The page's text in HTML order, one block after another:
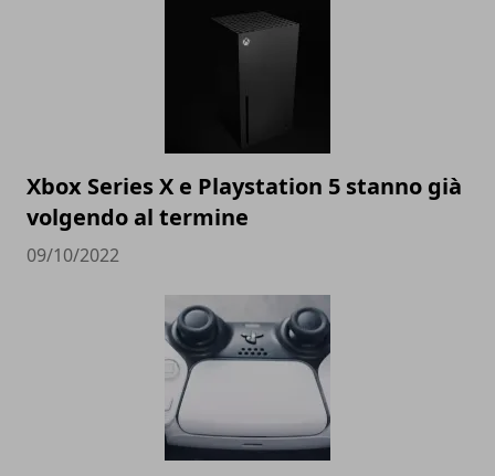
Xbox Series X e Playstation 5 stanno già
volgendo al termine
09/10/2022